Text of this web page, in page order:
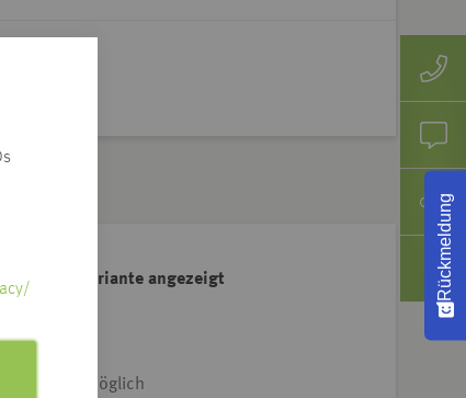
Artikelvariante angezeigt
Dtl.-weit möglich
Rückmeldung